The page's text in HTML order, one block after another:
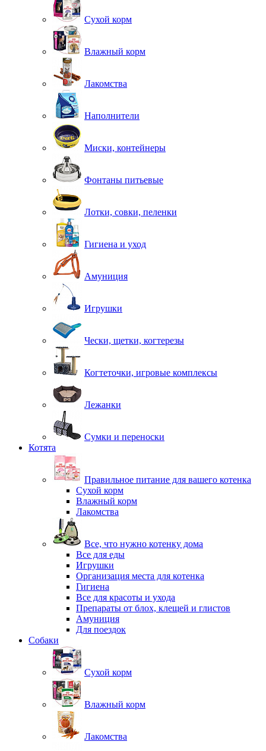
Сухой корм
Влажный корм
Лакомства
Наполнители
Миски, контейнеры
Фонтаны питьевые
Лотки, совки, пеленки
Гигиена и уход
Амуниция
Игрушки
Чески, щетки, когтерезы
Когтеточки, игровые комплексы
Лежанки
Сумки и переноски
Котята
Правильное питание для вашего котенка
Сухой корм
Влажный корм
Лакомства
Все, что нужно котенку дома
Все для еды
Игрушки
Организация места для котенка
Гигиена
Все для красоты и ухода
Препараты от блох, клещей и глистов
Амуниция
Для поездок
Собаки
Сухой корм
Влажный корм
Лакомства